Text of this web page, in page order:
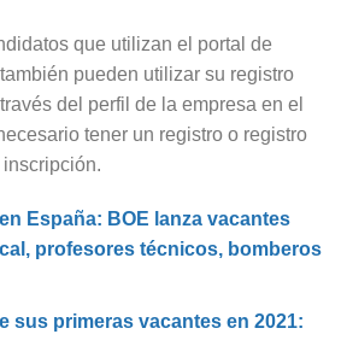
que utilizan el portal de
también pueden utilizar su registro
del perfil de la empresa en el
tener un registro o registro
España: BOE lanza vacantes
profesores técnicos, bomberos
sus primeras vacantes en 2021: